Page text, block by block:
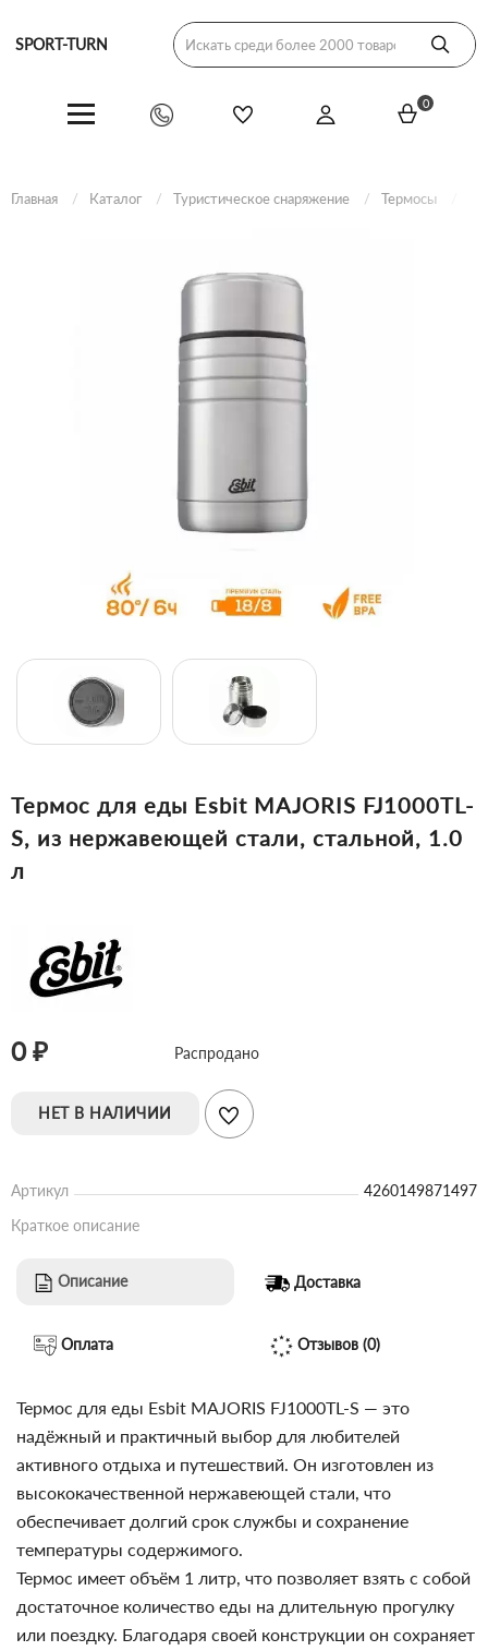
SPORT-TURN
0
Главная Каталог Туристическое снаряжение Термосы
Термос для еды Esbit MAJORIS FJ1000TL-
S, из нержавеющей стали, стальной, 1.0
л
0 ₽ Распродано
НЕТ В НАЛИЧИИ
Артикул
4260149871497
Краткое описание
Описание Доставка
Оплата Отзывов (0)
Термос для еды Esbit MAJORIS FJ1000TL-S — это
надёжный и практичный выбор для любителей
активного отдыха и путешествий. Он изготовлен из
высококачественной нержавеющей стали, что
обеспечивает долгий срок службы и сохранение
температуры содержимого.
Термос имеет объём 1 литр, что позволяет взять с собой
достаточное количество еды на длительную прогулку
или поездку. Благодаря своей конструкции он сохраняет